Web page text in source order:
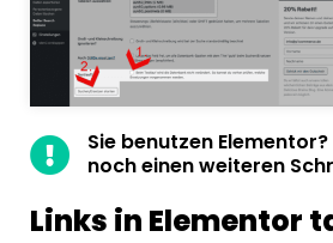
Sie benutzen
noch einen weiteren
Links in Elementor